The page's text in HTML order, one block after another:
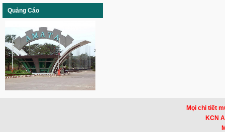
Quảng Cáo
Mọi chi tiết
KCN